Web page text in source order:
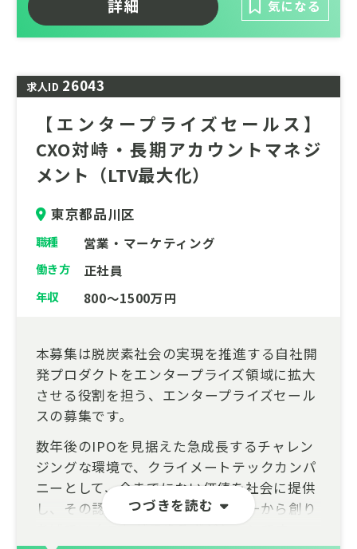
数年後のIPOを見据えた急成長するチャレン
ジングな環境で、システム開発を通じてサス
テックリードとしてフロントエンド領域をリ
ードいただける方のご応募をお待ちしており
ます。
詳細 気になる
求人ID 26043
【エンタープライズセールス】
CXO対峙・長期アカウントマネジ
メント（LTV最大化）
東京都品川区
職種 営業・マーケティング
働き方 正社員
年収 800～1500万円
つづきを読む
本募集は脱炭素社会の実現を推進する自社開
発プロダクトをエンタープライズ領域に拡大
させる役割を担う、エンタープライズセール
スの募集です。
数年後のIPOを見据えた急成長するチャレン
ジングな環境で、クライメートテックカンパ
ニーとして、今までにない価値を社会に提供
し、その認知やブランディングを一から創り
あげていくことができるポジションです。